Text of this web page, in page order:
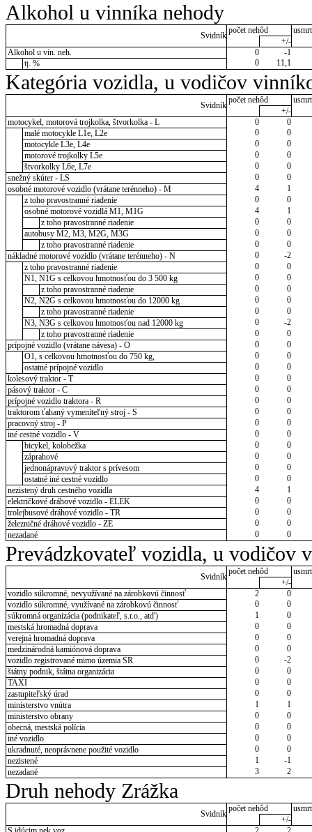
Alkohol u vinníka nehody
Svidník
počet nehôd
+/-
Alkohol u vin. neh.
0
-1
tj. %
0 11,1
Kategória vozidla, u vodičov
Svidník
počet nehôd
+/-
motocykel, motorová trojkolka, štvorkolka - L
0
0
malé motocykle L1e, L2e
0
0
motocykle L3e, L4e
0
0
motorové trojkolky L5e
0
0
štvorkolky L6e, L7e
0
0
snežný skúter - LS
0
0
osobné motorové vozidlo (vrátane terénneho) - M
4
1
z toho pravostranné riadenie
0
0
osobné motorové vozidlá M1, M1G
4
1
z toho pravostranné riadenie
0
0
autobusy M2, M3, M2G, M3G
0
0
z toho pravostranné riadenie
0
0
nákladné motorové vozidlo (vrátane terénneho) - N
0
-2
z toho pravostranné riadenie
0
0
N1, N1G s celkovou hmotnosťou do 3 500 kg
0
0
z toho pravostranné riadenie
0
0
N2, N2G s celkovou hmotnosťou do 12000 kg
0
0
z toho pravostranné riadenie
0
0
N3, N3G s celkovou hmotnosťou nad 12000 kg
0
-2
z toho pravostranné riadenie
0
0
prípojné vozidlo (vrátane návesa) - O
0
0
O1, s celkovou hmotnosťou do 750 kg,
0
0
ostatné prípojné vozidlo
0
0
kolesový traktor - T
0
0
pásový traktor - C
0
0
prípojné vozidlo traktora - R
0
0
traktorom ťahaný vymeniteľný stroj - S
0
0
pracovný stroj - P
0
0
iné cestné vozidlo - V
0
0
bicykel, kolobežka
0
0
záprahové
0
0
jednonápravový traktor s prívesom
0
0
ostatné iné cestné vozidlo
0
0
nezistený druh cestného vozidla
4
1
električkové dráhové vozidlo - ELEK
0
0
trolejbusové dráhové vozidlo - TR
0
0
železničné dráhové vozidlo - ZE
0
0
nezadané
0 0
Prevádzkovateľ vozidla, u vodičov
Svidník
počet nehôd
+/-
vozidlo súkromné, nevyužívané na zárobkovú činnosť
2
0
vozidlo súkromné, využívané na zárobkovú činnosť
0
0
súkromná organizácia (podnikateľ, s.r.o., atď)
1
0
mestská hromadná doprava
0
0
verejná hromadná doprava
0
0
medzinárodná kamiónová doprava
0
0
vozidlo registrované mimo územia SR
0
-2
štátny podnik, štátna organizácia
0
0
TAXI
0
0
zastupiteľský úrad
0
0
ministerstvo vnútra
1
1
ministerstvo obrany
0
0
obecná, mestská polícia
0
0
iné vozidlo
0
0
ukradnuté, neoprávnene použité vozidlo
0
0
nezistené
1
-1
nezadané
3 2
Druh nehody Zrážka
Svidník
počet nehôd
+/-